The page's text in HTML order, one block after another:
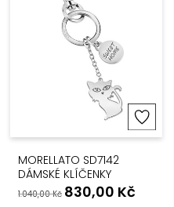
MORELLATO SD7142
DÁMSKÉ KLÍČENKY
1.040,00Kč 830,00 Kč